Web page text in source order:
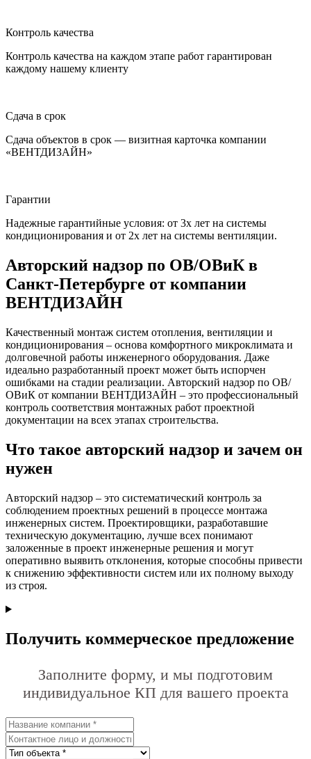
Контроль качества
Контроль качества на каждом этапе работ гарантирован
каждому нашему клиенту
Сдача в срок
Сдача объектов в срок — визитная карточка компании
«ВЕНТДИЗАЙН»
Гарантии
Надежные гарантийные условия: от 3х лет на системы
кондиционирования и от 2х лет на системы вентиляции.
Авторский надзор по ОВ/ОВиК в
Санкт-Петербурге от компании
ВЕНТДИЗАЙН
Качественный монтаж систем отопления, вентиляции и
кондиционирования – основа комфортного микроклимата и
долговечной работы инженерного оборудования. Даже
идеально разработанный проект может быть испорчен
ошибками на стадии реализации. Авторский надзор по ОВ/
ОВиК от компании ВЕНТДИЗАЙН – это профессиональный
контроль соответствия монтажных работ проектной
документации на всех этапах строительства.
Что такое авторский надзор и зачем он
нужен
Авторский надзор – это систематический контроль за
соблюдением проектных решений в процессе монтажа
инженерных систем. Проектировщики, разработавшие
техническую документацию, лучше всех понимают
заложенные в проект инженерные решения и могут
оперативно выявить отклонения, которые способны привести
к снижению эффективности систем или их полному выходу
из строя.
Получить коммерческое предложение
Заполните форму, и мы подготовим
индивидуальное КП для вашего проекта